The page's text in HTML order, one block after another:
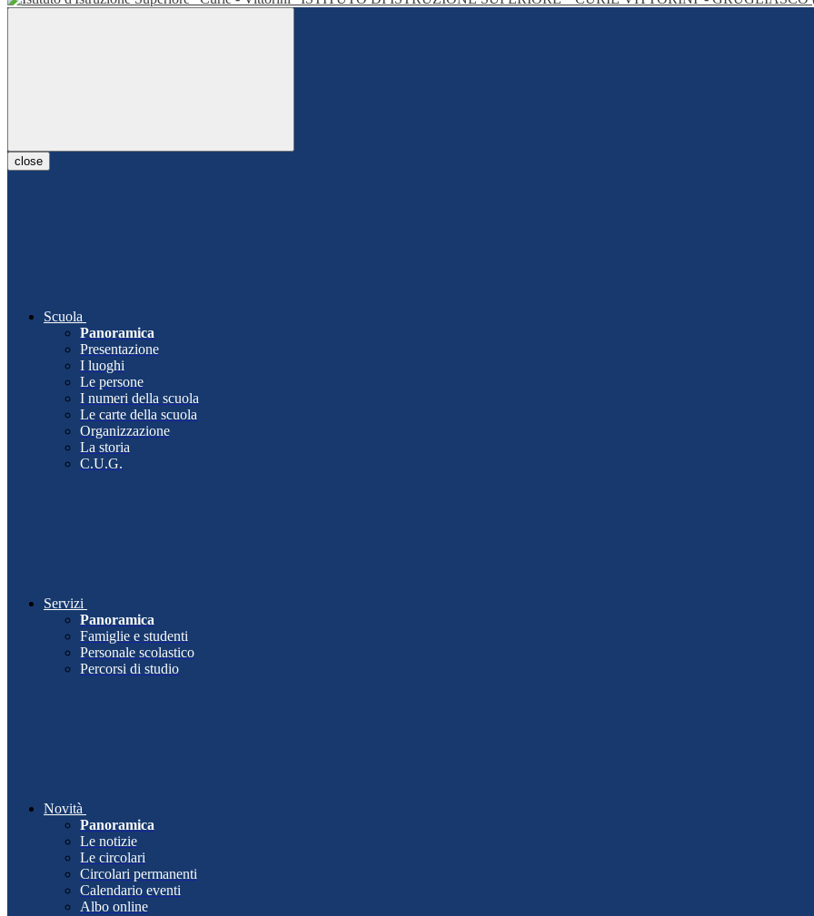
close
Scuola
Panoramica
Presentazione
I luoghi
Le persone
I numeri della scuola
Le carte della scuola
Organizzazione
La storia
C.U.G.
Servizi
Panoramica
Famiglie e studenti
Personale scolastico
Percorsi di studio
Novità
Panoramica
Le notizie
Le circolari
Circolari permanenti
Calendario eventi
Albo online